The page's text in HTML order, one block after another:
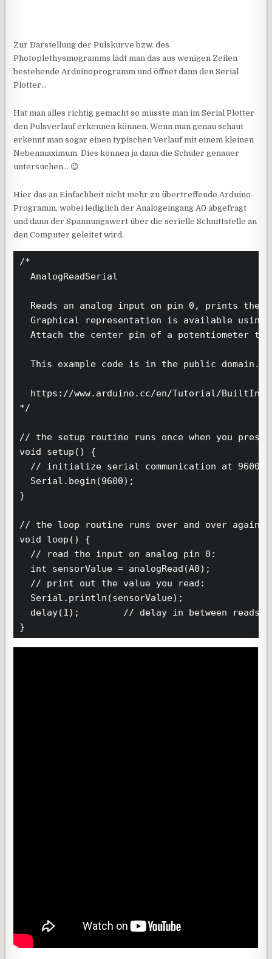
Zur Darstellung der Pulskurve bzw. des
Photoplethysmogramms lädt man das aus wenigen Zeilen
bestehende Arduinoprogramm und öffnet dann den Serial
Plotter…
Hat man alles richtig gemacht so müsste man im Serial Plotter
den Pulsverlauf erkennen können. Wenn man genau schaut
erkennt man sogar einen typischen Verlauf mit einem kleinen
Nebenmaximum. Dies können ja dann die Schüler genauer
untersuchen… 😉
Hier das an Einfachheit nicht mehr zu übertreffende Arduino-
Programm, wobei lediglich der Analogeingang A0 abgefragt
und dann der Spannungswert über die serielle Schnittstelle an
den Computer geleitet wird.
/*
  AnalogReadSerial
Reads an analog input on pin 0, prints the
Graphical representation is available
Attach the center pin of a potentiometer
  This example code is in the public domain.
https://www.arduino.cc/en/Tutorial/
*/
// the setup routine runs once when you
void setup() {
// initialize serial communication at 9600
  Serial.begin(9600);
}
// the loop routine runs over and over again
void loop() {
  // read the input on analog pin 0:
  int sensorValue = analogRead(A0);
  // print out the value you read:
  Serial.println(sensorValue);
delay(1);        // delay in between reads
}